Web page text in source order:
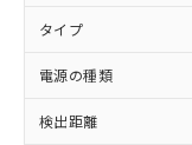
タイプ
電源の種類
検出距離